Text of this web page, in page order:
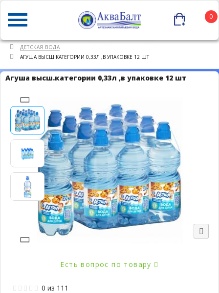
0
ДЕТСКАЯ ВОДА
АГУША ВЫСШ.КАТЕГОРИИ 0,33Л ,В УПАКОВКЕ 12 ШТ
Агуша высш.категории 0,33л ,в упаковке 12 шт
Есть вопрос по товару
0 из 111